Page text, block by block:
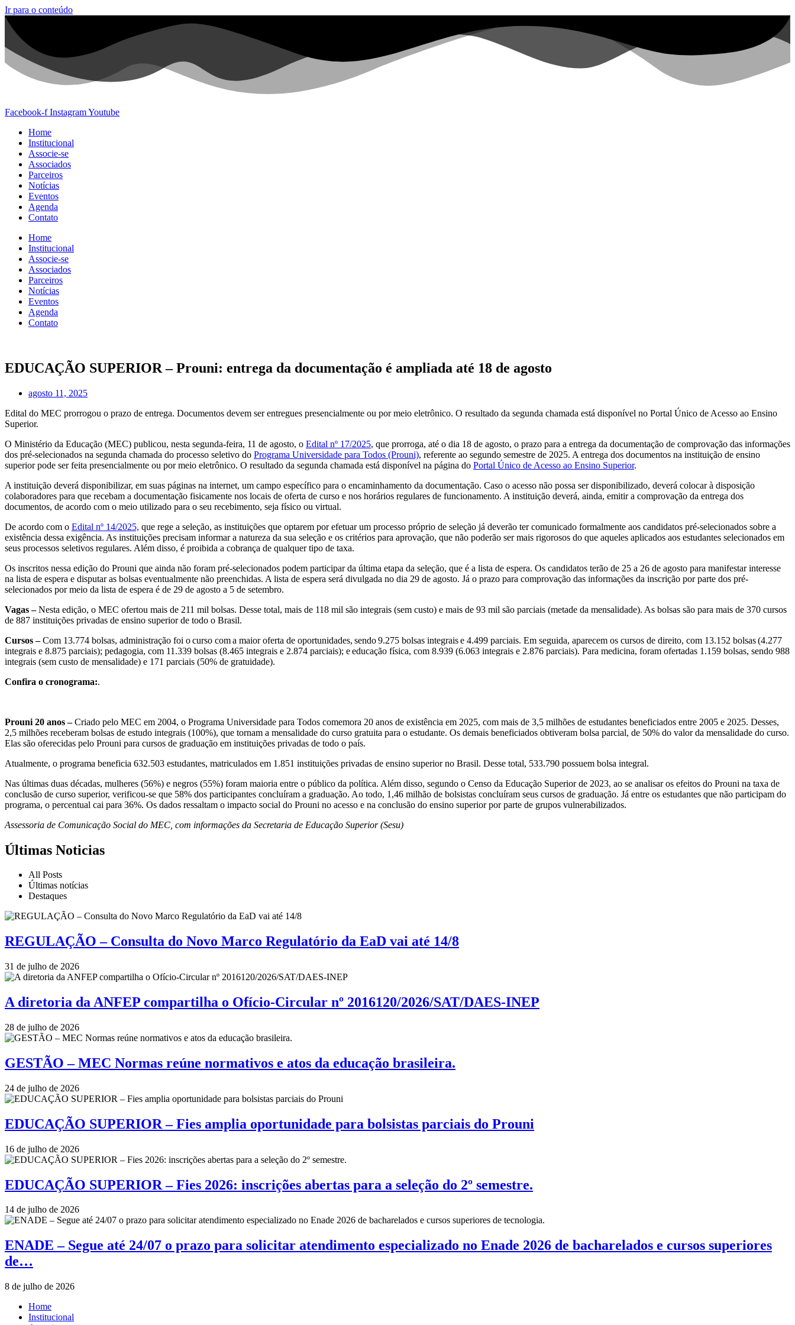
Ir para o conteúdo
Facebook-f InstagramYoutube
Home
Institucional
Associe-se
Associados
Parceiros
Notícias
Eventos
Agenda
Contato
Home
Institucional
Associe-se
Associados
Parceiros
Notícias
Eventos
Agenda
Contato
EDUCAÇÃO SUPERIOR – Prouni: entrega da documentação é ampliada até 18 de agosto
agosto 11, 2025
Edital do MEC prorrogou o prazo de entrega. Documentos devem ser entregues presencialmente ou por meio eletrônico. O resultado da segunda chamada está disponível no Portal Único de Acesso ao Ensino
Superior.
O Ministério da Educação (MEC) publicou, nesta segunda-feira, 11 de agosto, o Edital nº 17/2025, que prorroga, até o dia 18 de agosto, o prazo para a entrega da documentação de comprovação das informações
dos pré-selecionados na segunda chamada do processo seletivo do Programa Universidade para Todos (Prouni), referente ao segundo semestre de 2025. A entrega dos documentos na instituição de ensino
superior pode ser feita presencialmente ou por meio eletrônico. O resultado da segunda chamada está disponível na página do Portal Único de Acesso ao Ensino Superior.
A instituição deverá disponibilizar, em suas páginas na internet, um campo específico para o encaminhamento da documentação. Caso o acesso não possa ser disponibilizado, deverá colocar à disposição
colaboradores para que recebam a documentação fisicamente nos locais de oferta de curso e nos horários regulares de funcionamento. A instituição deverá, ainda, emitir a comprovação da entrega dos
documentos, de acordo com o meio utilizado para o seu recebimento, seja físico ou virtual.
De acordo com o Edital nº 14/2025, que rege a seleção, as instituições que optarem por efetuar um processo próprio de seleção já deverão ter comunicado formalmente aos candidatos pré-selecionados sobre a
existência dessa exigência. As instituições precisam informar a natureza da sua seleção e os critérios para aprovação, que não poderão ser mais rigorosos do que aqueles aplicados aos estudantes selecionados em
seus processos seletivos regulares. Além disso, é proibida a cobrança de qualquer tipo de taxa.
Os inscritos nessa edição do Prouni que ainda não foram pré-selecionados podem participar da última etapa da seleção, que é a lista de espera. Os candidatos terão de 25 a 26 de agosto para manifestar interesse
na lista de espera e disputar as bolsas eventualmente não preenchidas. A lista de espera será divulgada no dia 29 de agosto. Já o prazo para comprovação das informações da inscrição por parte dos pré-
selecionados por meio da lista de espera é de 29 de agosto a 5 de setembro.
Vagas –Nesta edição, o MEC ofertou mais de 211 mil bolsas. Desse total, mais de 118 mil são integrais (sem custo) e mais de 93 mil são parciais (metade da mensalidade). As bolsas são para mais de 370 cursos
de 887 instituições privadas de ensino superior de todo o Brasil.
Cursos –Com 13.774 bolsas, administração foi o curso com a maior oferta de oportunidades, sendo 9.275 bolsas integrais e 4.499 parciais. Em seguida, aparecem os cursos de direito, com 13.152 bolsas (4.277
integrais e 8.875 parciais); pedagogia, com 11.339 bolsas (8.465 integrais e 2.874 parciais); e educação física, com 8.939 (6.063 integrais e 2.876 parciais). Para medicina, foram ofertadas 1.159 bolsas, sendo 988
integrais (sem custo de mensalidade) e 171 parciais (50% de gratuidade).
Confira o cronograma:.
Prouni 20 anos –Criado pelo MEC em 2004, o Programa Universidade para Todos comemora 20 anos de existência em 2025, com mais de 3,5 milhões de estudantes beneficiados entre 2005 e 2025. Desses,
2,5 milhões receberam bolsas de estudo integrais (100%), que tornam a mensalidade do curso gratuita para o estudante. Os demais beneficiados obtiveram bolsa parcial, de 50% do valor da mensalidade do curso.
Elas são oferecidas pelo Prouni para cursos de graduação em instituições privadas de todo o país.
Atualmente, o programa beneficia 632.503 estudantes, matriculados em 1.851 instituições privadas de ensino superior no Brasil. Desse total, 533.790 possuem bolsa integral.
Nas últimas duas décadas, mulheres (56%) e negros (55%) foram maioria entre o público da política. Além disso, segundo o Censo da Educação Superior de 2023, ao se analisar os efeitos do Prouni na taxa de
conclusão de curso superior, verificou-se que 58% dos participantes concluíram a graduação. Ao todo, 1,46 milhão de bolsistas concluíram seus cursos de graduação. Já entre os estudantes que não participam do
programa, o percentual cai para 36%. Os dados ressaltam o impacto social do Prouni no acesso e na conclusão do ensino superior por parte de grupos vulnerabilizados.
Assessoria de Comunicação Social do MEC, com informações da Secretaria de Educação Superior (Sesu)
Últimas Noticias
All Posts
Últimas notícias
Destaques
REGULAÇÃO – Consulta do Novo Marco Regulatório da EaD vai até 14/8
31 de julho de 2026
A diretoria da ANFEP compartilha o Ofício-Circular nº 2016120/2026/SAT/DAES-INEP
28 de julho de 2026
GESTÃO – MEC Normas reúne normativos e atos da educação brasileira.
24 de julho de 2026
EDUCAÇÃO SUPERIOR – Fies amplia oportunidade para bolsistas parciais do Prouni
16 de julho de 2026
EDUCAÇÃO SUPERIOR – Fies 2026: inscrições abertas para a seleção do 2º semestre.
14 de julho de 2026
ENADE – Segue até 24/07 o prazo para solicitar atendimento especializado no Enade 2026 de bacharelados e cursos superiores
de…
8 de julho de 2026
Home
Institucional